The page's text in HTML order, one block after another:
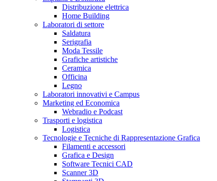
Distribuzione elettrica
Home Building
Laboratori di settore
Saldatura
Serigrafia
Moda Tessile
Grafiche artistiche
Ceramica
Officina
Legno
Laboratori innovativi e Campus
Marketing ed Economica
Webradio e Podcast
Trasporti e logistica
Logistica
Tecnologie e Tecniche di Rappresentazione Grafica
Filamenti e accessori
Grafica e Design
Software Tecnici CAD
Scanner 3D